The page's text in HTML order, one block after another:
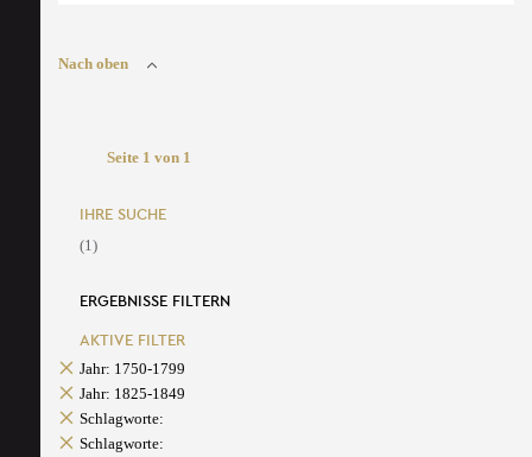
Nach oben
Seite 1 von 1
IHRE SUCHE
(1)
ERGEBNISSE FILTERN
AKTIVE FILTER
Jahr: 1750-1799
Jahr: 1825-1849
Schlagworte:
Schlagworte: